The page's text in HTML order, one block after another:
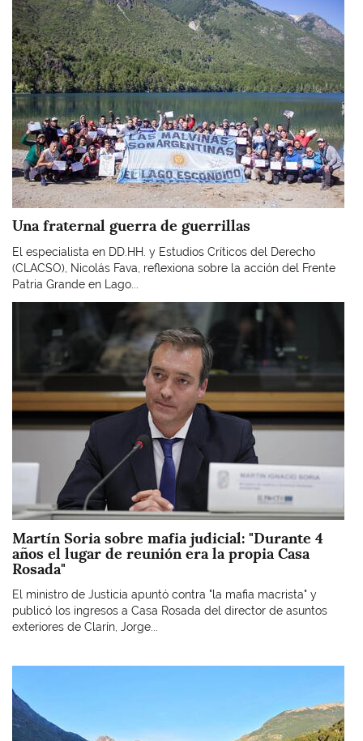
Una fraternal guerra de guerrillas
El especialista en DD.HH. y Estudios Críticos del Derecho
(CLACSO), Nicolás Fava, reflexiona sobre la acción del Frente
Patria Grande en Lago...
Martín Soria sobre mafia judicial: "Durante 4
años el lugar de reunión era la propia Casa
Rosada"
El ministro de Justicia apuntó contra "la mafia macrista" y
publicó los ingresos a Casa Rosada del director de asuntos
exteriores de Clarín, Jorge...